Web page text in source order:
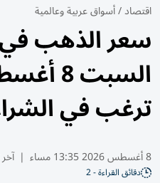
اقتصاد/أسواق عربية وعالمية
سعر الذهب
ترغب في
8 أغسطس 2026 13:35 مساء |
دقائق القراءة - 2